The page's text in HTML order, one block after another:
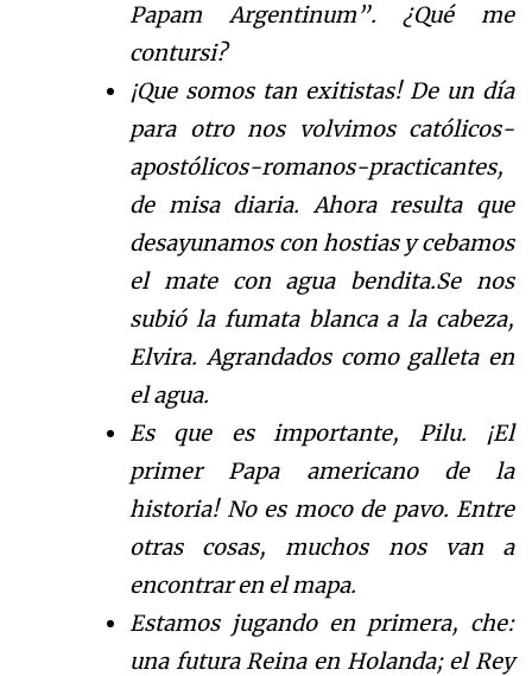
Papam Argentinum”.¿Qué me
contursi?
¡Que somos tan exitistas! De un día
para otro nos volvimos católicos-
apostólicos-romanos-practicantes,
de misa diaria. Ahora resulta que
desayunamos con hostiasy cebamos
el mate con agua bendita.Se nos
subió la fumata blanca a la cabeza,
Elvira. Agrandados como galleta en
el agua.
Es que es importante, Pilu. ¡El
primer Papa americano de la
historia!No es moco de pavo. Entre
otras cosas, muchos nos van a
encontrar en el mapa.
Estamos jugando en primera, che:
una futura Reina en Holanda; el Rey